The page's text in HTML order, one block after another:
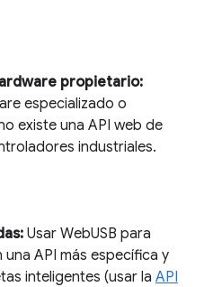
propietario:
especializado o
existe una API web de
industriales.
Usar WebUSB para
API más específica y
inteligentes (usar la API